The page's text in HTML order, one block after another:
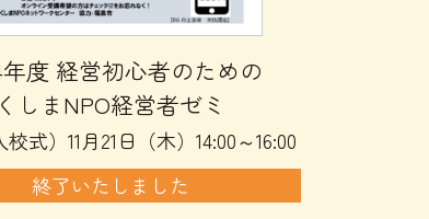
年度 経営初心者のための
しまNPO経営者ゼミ
式）11月21日（木）14:00～16:00
終了いたしました